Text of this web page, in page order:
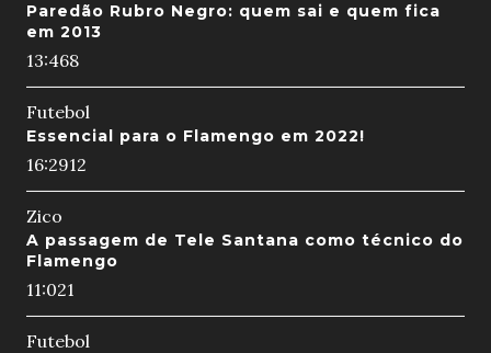
Paredão Rubro Negro: quem sai e quem fica
em 2013
13:468
Futebol
Essencial para o Flamengo em 2022!
16:2912
Zico
A passagem de Tele Santana como técnico do
Flamengo
11:021
Futebol